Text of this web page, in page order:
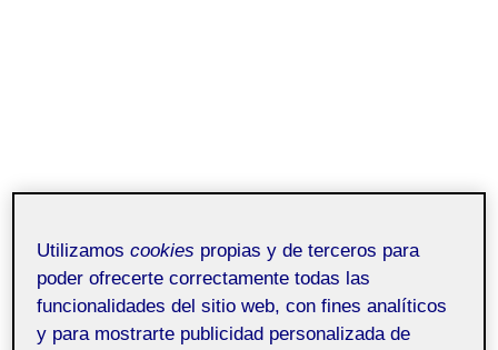
Utilizamoscookies propias y de terceros para
poder ofrecerte correctamente todas las
funcionalidades del sitio web, con fines analíticos
y para mostrarte publicidad personalizada de